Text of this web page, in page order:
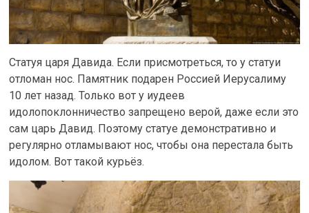
Статуя царя Давида. Если присмотреться, то у статуи
отломан нос. Памятник подарен Россией Иерусалиму
10 лет назад. Только вот у иудеев
идолопоклонничество запрещено верой, даже если это
сам царь Давид. Поэтому статуе демонстративно и
регулярно отламывают нос, чтобы она перестала быть
идолом. Вот такой курьёз.